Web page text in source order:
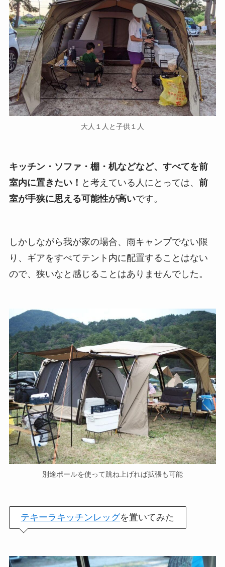
大人１人と子供１人
キッチン・ソファ・棚・机などなど、すべてを前
室内に置きたい！ と考えている人にとっては、 前
室が手狭に思える可能性が高いです。
しかしながら我が家の場合、雨キャンプでない限
り、ギアをすべてテント内に配置することはない
ので、狭いなと感じることはありませんでした。
別途ポールを使って跳ね上げれば拡張も可能
テキーラキッチンレッグを置いてみた